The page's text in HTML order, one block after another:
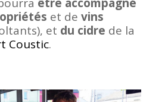
et de vins
et du cidre de la
Coustic.